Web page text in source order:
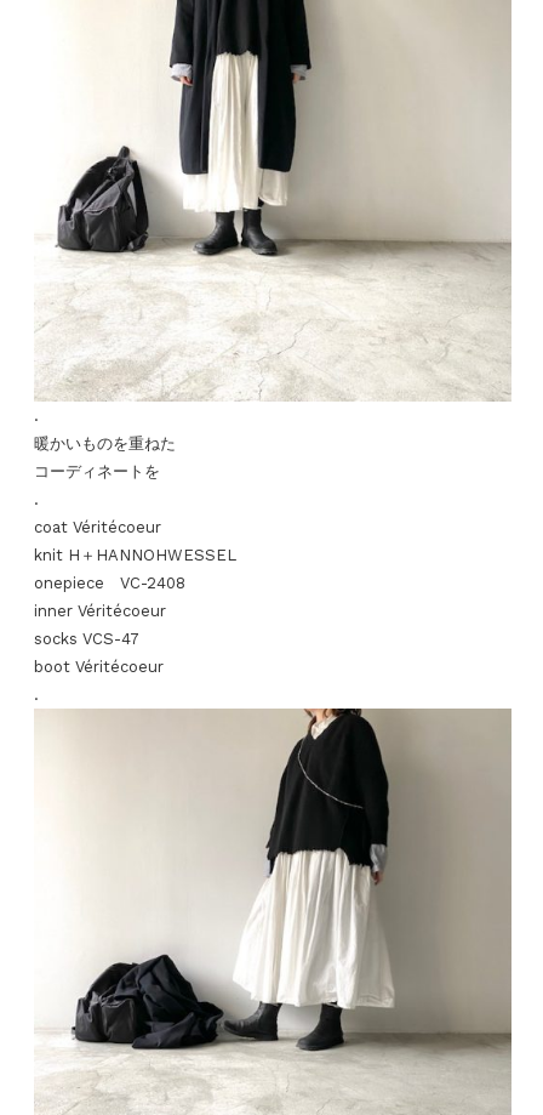
.
暖かいものを重ねた
コーディネートを
.
coat Véritécoeur
knit H＋HANNOHWESSEL
onepiece VC-2408
inner Véritécoeur
socks VCS-47
boot Véritécoeur
.